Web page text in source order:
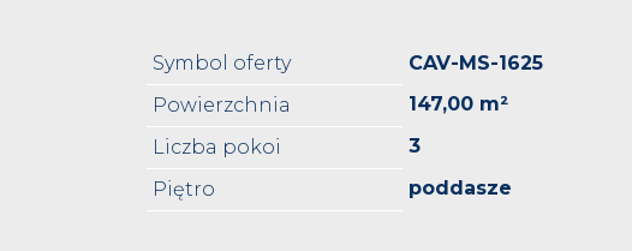
Symbol oferty
CAV-MS-1625
Powierzchnia
147,00 m²
Liczba pokoi
3
Piętro
poddasze